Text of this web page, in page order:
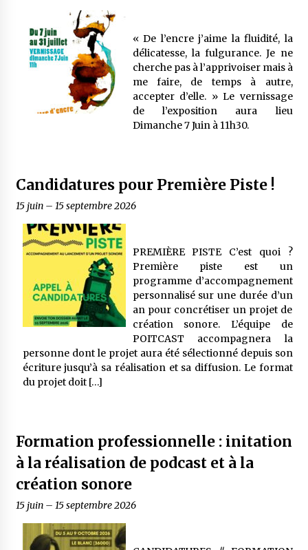
« De l’encre j’aime la fluidité, la
délicatesse, la fulgurance. Je ne
cherche pas à l’apprivoiser mais à
me faire, de temps à autre,
accepter d’elle. » Le vernissage
de l’exposition aura lieu
Dimanche 7 Juin à 11h30.
Candidatures pour Première Piste !
15 juin– 15 septembre 2026
PREMIÈRE PISTE C’est quoi ?
Première piste est un
programme d’accompagnement
personnalisé sur une durée d’un
an pour concrétiser un projet de
création sonore. L’équipe de
POITCAST accompagnera la
personne dont le projet aura été sélectionné depuis son
écriture jusqu’à sa réalisation et sa diffusion. Le format
du projet doit […]
Formation professionnelle : initation
à la réalisation de podcast et à la
création sonore
15 juin– 15 septembre 2026